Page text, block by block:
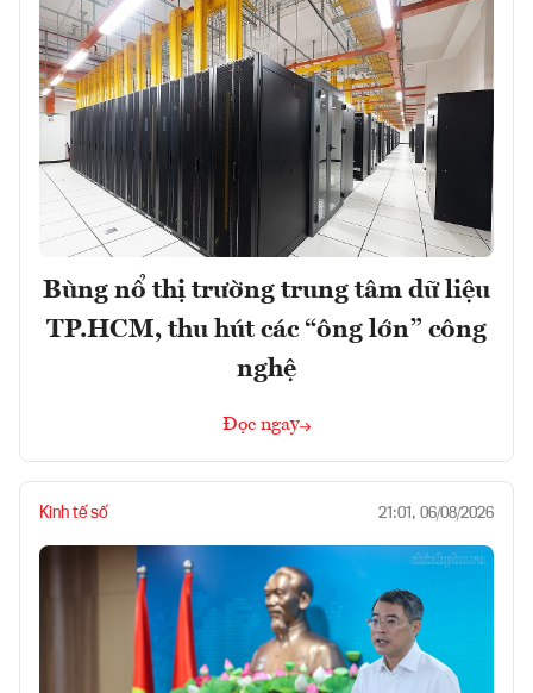
Bùng nổ thị trường trung tâm dữ liệu
TP.HCM, thu hút các “ông lớn” công
nghệ
Đọc ngay
Kinh tế số 21:01, 06/08/2026